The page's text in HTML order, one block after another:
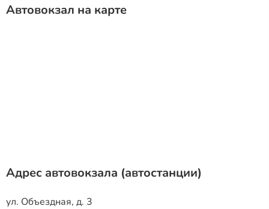
Автовокзал на карте
Адрес автовокзала (автостанции)
ул. Объездная, д. 3